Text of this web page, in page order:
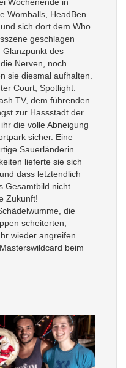
Womballs, HeadBen
sich dort dem Who
geschlagen
Glanzpunkt des
Nerven, noch
sie diesmal aufhalten.
Court, Spotlight.
TV, dem führenden
zur Hassstadt der
die volle Abneigung
sicher. Eine
Sauerländerin.
lieferte sie sich
dass letztendlich
Gesamtbild nicht
Zukunft!
die
scheiterten,
wieder angreifen.
beim